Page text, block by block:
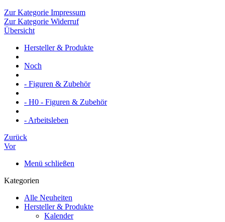
Zur Kategorie Impressum
Zur Kategorie Widerruf
Übersicht
Hersteller & Produkte
Noch
- Figuren & Zubehör
- H0 - Figuren & Zubehör
- Arbeitsleben
Zurück
Vor
Menü schließen
Kategorien
Alle Neuheiten
Hersteller & Produkte
Kalender